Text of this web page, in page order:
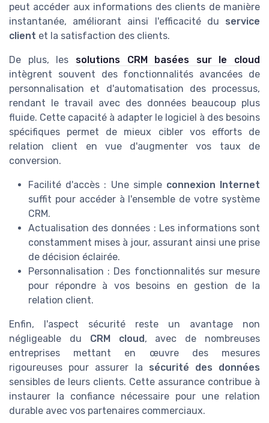
peut accéder aux informations des clients de manière
instantanée, améliorant ainsi l'efficacité du service
client et la satisfaction des clients.
De plus, les solutions CRM basées sur le cloud
intègrent souvent des fonctionnalités avancées de
personnalisation et d'automatisation des processus,
rendant le travail avec des données beaucoup plus
fluide. Cette capacité à adapter le logiciel à des besoins
spécifiques permet de mieux cibler vos efforts de
relation client en vue d'augmenter vos taux de
conversion.
Facilité d'accès : Une simple connexion Internet
suffit pour accéder à l'ensemble de votre système
CRM.
Actualisation des données : Les informations sont
constamment mises à jour, assurant ainsi une prise
de décision éclairée.
Personnalisation : Des fonctionnalités sur mesure
pour répondre à vos besoins en gestion de la
relation client.
Enfin, l'aspect sécurité reste un avantage non
négligeable du CRM cloud, avec de nombreuses
entreprises mettant en œuvre des mesures
rigoureuses pour assurer la sécurité des données
sensibles de leurs clients. Cette assurance contribue à
instaurer la confiance nécessaire pour une relation
durable avec vos partenaires commerciaux.